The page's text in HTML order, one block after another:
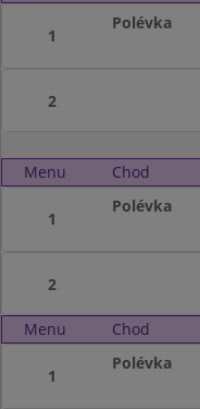
1
Polévka
2
Menu Chod
1
Polévka
2
Menu Chod
1
Polévka